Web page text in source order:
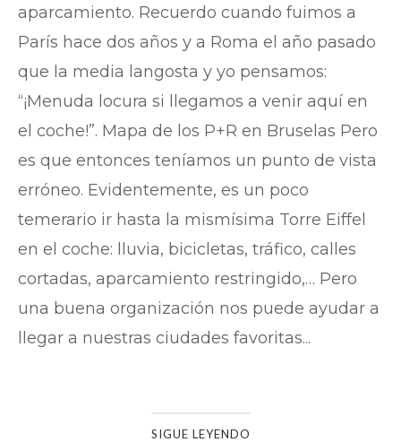
aparcamiento. Recuerdo cuando fuimos a
París hace dos años y a Roma el año pasado
que la media langosta y yo pensamos:
“¡Menuda locura si llegamos a venir aquí en
el coche!”. Mapa de los P+R en Bruselas Pero
es que entonces teníamos un punto de vista
erróneo. Evidentemente, es un poco
temerario ir hasta la mismísima Torre Eiffel
en el coche: lluvia, bicicletas, tráfico, calles
cortadas, aparcamiento restringido,… Pero
una buena organización nos puede ayudar a
llegar a nuestras ciudades favoritas...
SIGUE LEYENDO